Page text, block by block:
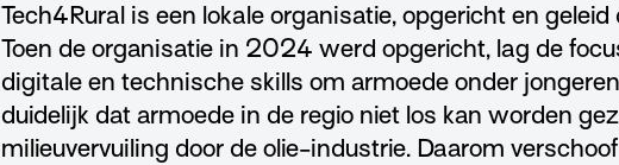
Tech4Rural is een lokale organisatie, opgericht en
Toen de organisatie in 2024 werd opgericht, lag de
digitale en technische skills om armoede onder
duidelijk dat armoede in de regio niet los kan worden
milieuvervuiling door de olie-industrie. Daarom